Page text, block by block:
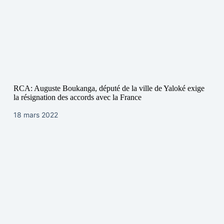
RCA: Auguste Boukanga, député de la ville de Yaloké exige
la résignation des accords avec la France
18 mars 2022